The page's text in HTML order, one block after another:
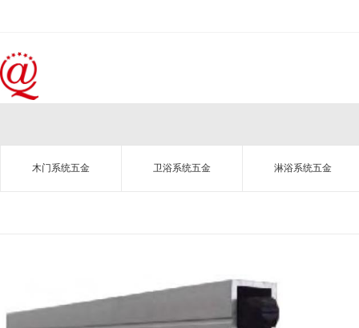
木门系统五金 卫浴系统五金 淋浴系统五金